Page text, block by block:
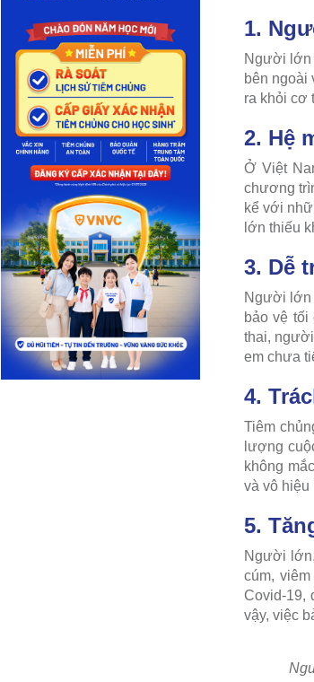
1.
Người lớn
bên ngoài
ra khỏi cơ
2. Hệ
Ở Việt
chương
kể với
lớn thiếu
3. Dễ
Người lớn
bảo vệ
thai,
em chưa
4.
Tiêm
lượng
không
và vô hiệu
5.
Người
cúm,
Covid-19,
vậy, việc